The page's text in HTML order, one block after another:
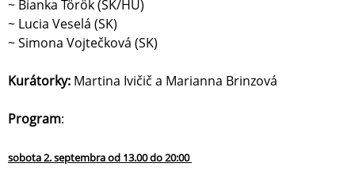
~ Bianka Török (SK/HU)
~ Lucia Veselá (SK)
~ Simona Vojtečková (SK)
Kurátorky: Martina Ivičič a Marianna Brinzová
Program:
sobota 2. septembra od 13.00 do 20:00